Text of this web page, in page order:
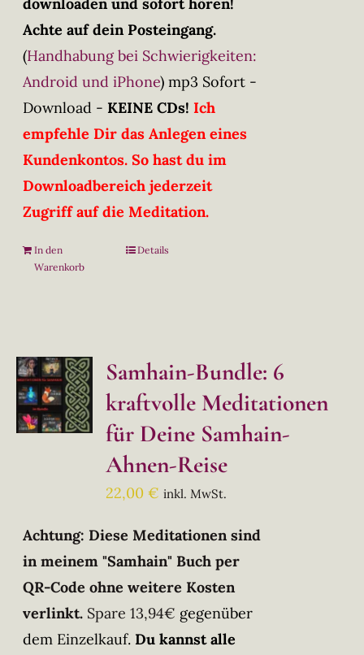
Achte auf dein Posteingang.
(Handhabung bei Schwierigkeiten:
Android und iPhone) mp3 Sofort -
Download - KEINE CDs! Ich
empfehle Dir das Anlegen eines
Kundenkontos. So hast du im
Downloadbereich jederzeit
Zugriff auf die Meditation.
In den
Warenkorb
Details
Samhain-Bundle: 6
kraftvolle Meditationen
für Deine Samhain-
Ahnen-Reise
22,00€ inkl. MwSt.
Achtung: Diese Meditationen sind
in meinem "Samhain" Buch per
QR-Code ohne weitere Kosten
verlinkt. Spare 13,94€ gegenüber
dem Einzelkauf. Du kannst alle